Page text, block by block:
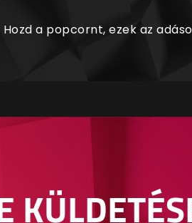
a popcornt, ezek az